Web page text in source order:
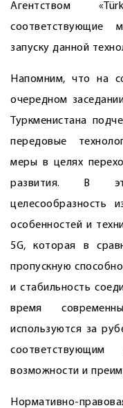
Агентством
соответствующие
запуску данной
Напомним, что на
очередном
Туркменистана
передовые
меры в целях
развития. В
целесообразность
особенностей и
5G, которая в
пропускную
и стабильность
время
используются за
возможности и
Нормативно-